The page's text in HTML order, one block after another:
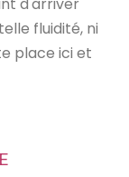
d'arriver
fluidité, ni
place ici et